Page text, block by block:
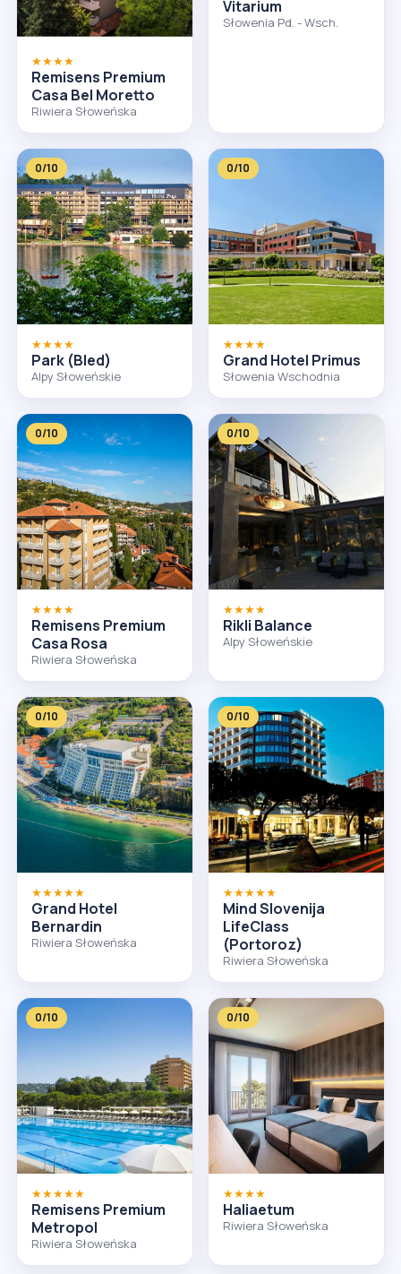
★★★★
Remisens Premium
Casa Bel Moretto
Riwiera Słoweńska
Vitarium
Słowenia Pd. - Wsch.
0/10
★★★★
Park (Bled)
Alpy Słoweńskie
0/10
★★★★
Grand Hotel Primus
Słowenia Wschodnia
0/10
★★★★
Remisens Premium
Casa Rosa
Riwiera Słoweńska
0/10
★★★★
Rikli Balance
Alpy Słoweńskie
0/10
★★★★★
Grand Hotel
Bernardin
Riwiera Słoweńska
0/10
★★★★★
Mind Slovenija
LifeClass
(Portoroz)
Riwiera Słoweńska
0/10
★★★★★
Remisens Premium
Metropol
Riwiera Słoweńska
0/10
★★★★
Haliaetum
Riwiera Słoweńska